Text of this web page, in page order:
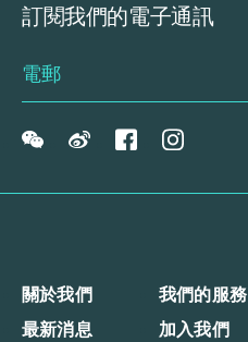
訂閱我們的電子通訊
關於我們
我們的服務
最新消息
加入我們